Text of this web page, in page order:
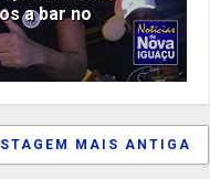
a bar no
MAIS ANTIGA